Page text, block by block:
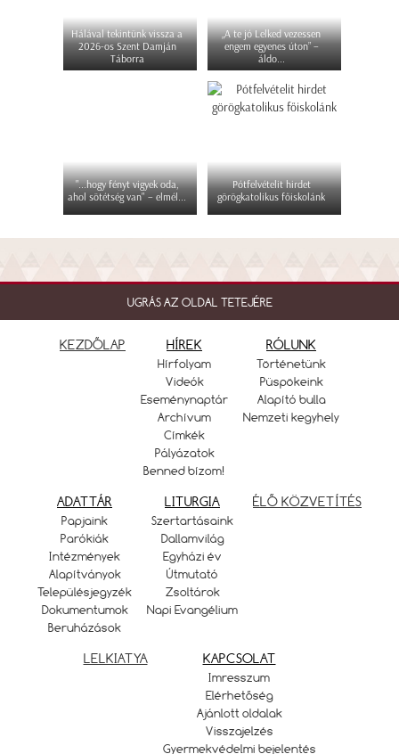
Hálával tekintünk vissza a
2026-os Szent Damján
Táborra
„A te jó Lelked vezessen
engem egyenes úton” –
áldo...
"...hogy fényt vigyek oda,
ahol sötétség van" – elmél...
Pótfelvételit hirdet
görögkatolikus főiskolánk
UGRÁS AZ OLDAL TETEJÉRE
KEZDŐLAP HÍREK
Hírfolyam
Videók
Eseménynaptár
Archívum
Címkék
Pályázatok
Benned bízom!
RÓLUNK
Történetünk
Püspökeink
Alapító bulla
Nemzeti kegyhely
ADATTÁR
Papjaink
Parókiák
Intézmények
Alapítványok
Településjegyzék
Dokumentumok
Beruházások
LITURGIA
Szertartásaink
Dallamvilág
Egyházi év
Útmutató
Zsoltárok
Napi Evangélium
ÉLŐ KÖZVETÍTÉS
LELKIATYA KAPCSOLAT
Imresszum
Elérhetőség
Ajánlott oldalak
Visszajelzés
Gyermekvédelmi bejelentés